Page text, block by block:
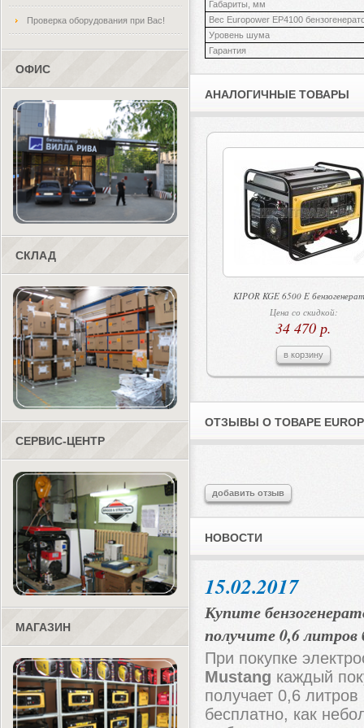
Проверка оборудования при Вас!
ОФИС
СКЛАД
СЕРВИС-ЦЕНТР
МАГАЗИН
Габариты, мм
Вес Europower EP4100
Уровень шума
Гарантия
АНАЛОГИЧНЫЕ ТОВАРЫ
KIPOR KGE 6500 E
Цена со скидкой:
34 470 р.
в корзину
ОТЗЫВЫ О ТОВАРЕ
добавить отзыв
НОВОСТИ
15.02.2017
Купите
получите 0,6
При покупке
Mustang каждый
получает 0,6
бесплатно, как